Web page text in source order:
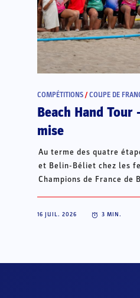
COMPÉTITIONS /COUPE DE
Beach Hand
mise
Au terme des quatre
et Belin-Béliet chez les
Champions de France de
16 JUIL. 2026 3 MIN.